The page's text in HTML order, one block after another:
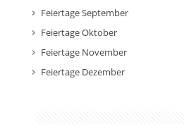
Feiertage September
Feiertage Oktober
Feiertage November
Feiertage Dezember